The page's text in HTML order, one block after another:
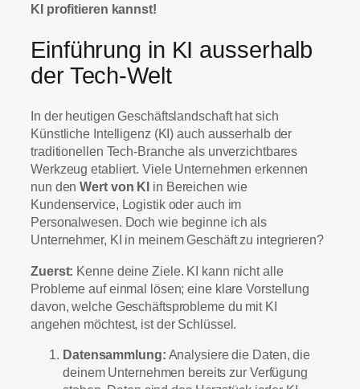
KI profitieren kannst!
Einführung in KI ausserhalb
der Tech-Welt
In der heutigen Geschäftslandschaft hat sich
Künstliche Intelligenz (KI) auch ausserhalb der
traditionellen Tech-Branche als unverzichtbares
Werkzeug etabliert. Viele Unternehmen erkennen
nun denWert von KI in Bereichen wie
Kundenservice, Logistik oder auch im
Personalwesen. Doch wie beginne ich als
Unternehmer, KI in meinem Geschäft zu integrieren?
Zuerst: Kenne deine Ziele. KI kann nicht alle
Probleme auf einmal lösen; eine klare Vorstellung
davon, welche Geschäftsprobleme du mit KI
angehen möchtest, ist der Schlüssel.
Datensammlung: Analysiere die Daten, die
deinem Unternehmen bereits zur Verfügung